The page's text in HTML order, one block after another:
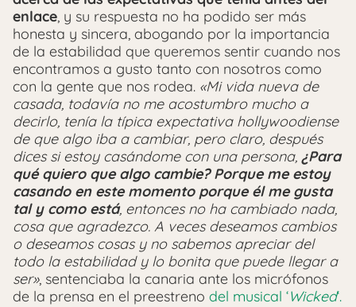
enlace, y su respuesta no ha podido ser más
honesta y sincera, abogando por la importancia
de la estabilidad que queremos sentir cuando nos
encontramos a gusto tanto con nosotros como
con la gente que nos rodea. «Mi vida nueva de
casada, todavía no me acostumbro mucho a
decirlo, tenía la típica expectativa hollywoodiense
de que algo iba a cambiar, pero claro, después
dices si estoy casándome con una persona, ¿Para
qué quiero que algo cambie? Porque me estoy
casando en este momento porque él me gusta
tal y como está, entonces no ha cambiado nada,
cosa que agradezco. A veces deseamos cambios
o deseamos cosas y no sabemos apreciar del
todo la estabilidad y lo bonita que puede llegar a
ser», sentenciaba la canaria ante los micrófonos
de la prensa en el preestreno del musical ‘Wicked‘.